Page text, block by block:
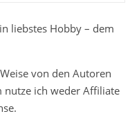
liebstes Hobby – dem
von den Autoren
nutze ich weder Affiliate